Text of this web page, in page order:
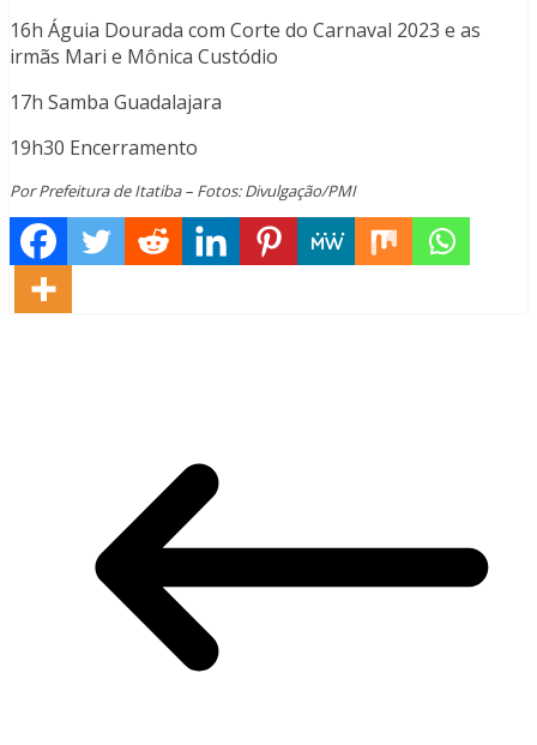
16h Águia Dourada com Corte do Carnaval 2023 e as
irmãs Mari e Mônica Custódio
17h Samba Guadalajara
19h30 Encerramento
Por Prefeitura de Itatiba – Fotos: Divulgação/PMI